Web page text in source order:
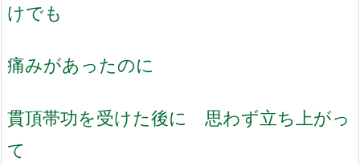
けでも
痛みがあったのに
貫頂帯功を受けた後に 思わず立ち上がっ
て